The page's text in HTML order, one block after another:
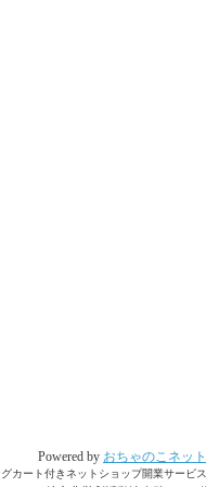
Powered by おちゃのこネット
カート付きネットショップ開業サービス